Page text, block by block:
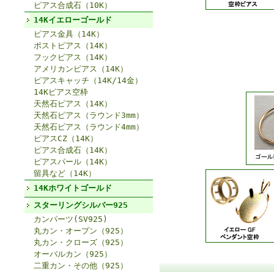
ピアス合成石（10K）
14Kイエローゴールド
ピアス金具（14K）
ポストピアス（14K）
フックピアス（14K）
アメリカンピアス（14K）
ピアスキャッチ（14K/14金）
14Kピアス空枠
天然石ピアス（14K）
天然石ピアス（ラウンド3mm）
天然石ピアス（ラウンド4mm）
ピアスCZ（14K）
ピアス合成石（14K）
ピアスパール（14K）
留具など（14K）
14Kホワイトゴールド
スターリングシルバー925
カンパーツ(SV925)
丸カン・オープン（925）
丸カン・クローズ（925）
オーバルカン（925）
二重カン・その他（925）